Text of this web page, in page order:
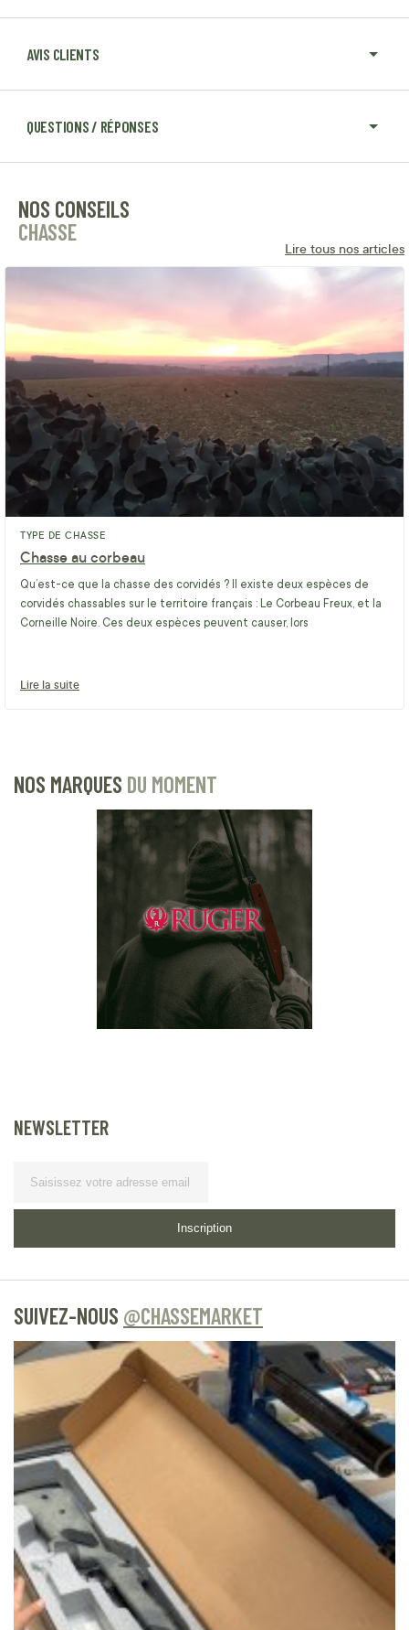
AVIS CLIENTS
QUESTIONS / RÉPONSES
NOS CONSEILS
CHASSE
Lire tous nos articles
TYPE DE CHASSE
Chasse au corbeau
Qu’est-ce que la chasse des corvidés ? Il existe deux espèces de
corvidés chassables sur le territoire français : Le Corbeau Freux, et la
Corneille Noire. Ces deux espèces peuvent causer, lors
Lire la suite
NOS MARQUES DU MOMENT
NEWSLETTER
Inscription
SUIVEZ-NOUS @CHASSEMARKET